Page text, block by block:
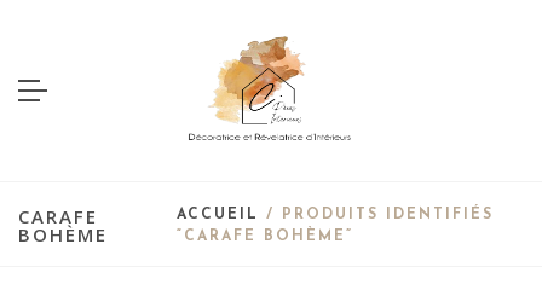
CARAFE
BOHÈME
ACCUEIL
/ PRODUITS IDENTIFIÉS
“CARAFE BOHÈME”